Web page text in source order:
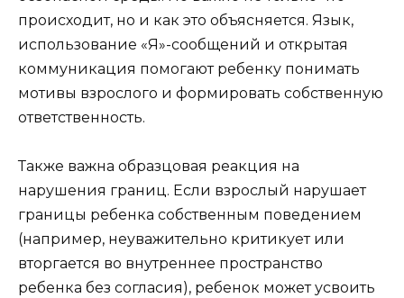
происходит, но и как это объясняется. Язык,
использование «Я»-сообщений и открытая
коммуникация помогают ребенку понимать
мотивы взрослого и формировать собственную
ответственность.
Также важна образцовая реакция на
нарушения границ. Если взрослый нарушает
границы ребенка собственным поведением
(например, неуважительно критикует или
вторгается во внутреннее пространство
ребенка без согласия), ребенок может усвоить